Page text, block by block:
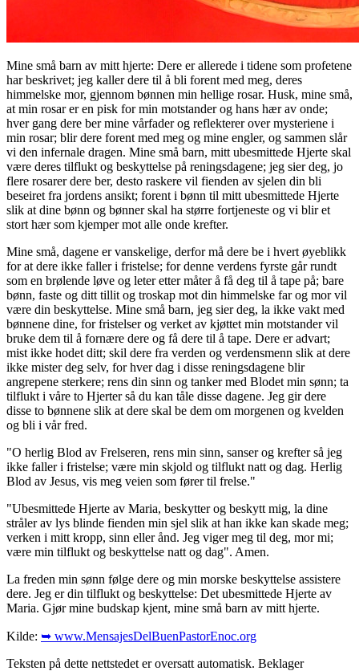
Mine små barn av mitt hjerte: Dere er allerede i tidene som profetene
har beskrivet; jeg kaller dere til å bli forent med meg, deres
himmelske mor, gjennom bønnen min hellige rosar. Husk, mine små,
at min rosar er en pisk for min motstander og hans hær av onde;
hver gang dere ber mine vårfader og reflekterer over mysteriene i
min rosar; blir dere forent med meg og mine engler, og sammen slår
vi den infernale dragen. Mine små barn, mitt ubesmittede Hjerte skal
være deres tilflukt og beskyttelse på reningsdagene; jeg sier deg, jo
flere rosarer dere ber, desto raskere vil fienden av sjelen din bli
beseiret fra jordens ansikt; forent i bønn til mitt ubesmittede Hjerte
slik at dine bønn og bønner skal ha større fortjeneste og vi blir et
stort hær som kjemper mot alle onde krefter.
Mine små, dagene er vanskelige, derfor må dere be i hvert øyeblikk
for at dere ikke faller i fristelse; for denne verdens fyrste går rundt
som en brølende løve og leter etter måter å få deg til å tape på; bare
bønn, faste og ditt tillit og troskap mot din himmelske far og mor vil
være din beskyttelse. Mine små barn, jeg sier deg, la ikke vakt med
bønnene dine, for fristelser og verket av kjøttet min motstander vil
bruke dem til å fornære dere og få dere til å tape. Dere er advart;
mist ikke hodet ditt; skil dere fra verden og verdensmenn slik at dere
ikke mister deg selv, for hver dag i disse reningsdagene blir
angrepene sterkere; rens din sinn og tanker med Blodet min sønn; ta
tilflukt i våre to Hjerter så du kan tåle disse dagene. Jeg gir dere
disse to bønnene slik at dere skal be dem om morgenen og kvelden
og bli i vår fred.
"O herlig Blod av Frelseren, rens min sinn, sanser og krefter så jeg
ikke faller i fristelse; være min skjold og tilflukt natt og dag. Herlig
Blod av Jesus, vis meg veien som fører til frelse."
"Ubesmittede Hjerte av Maria, beskytter og beskytt mig, la dine
stråler av lys blinde fienden min sjel slik at han ikke kan skade meg;
verken i mitt kropp, sinn eller ånd. Jeg viger meg til deg, mor mi;
være min tilflukt og beskyttelse natt og dag". Amen.
La freden min sønn følge dere og min morske beskyttelse assistere
dere. Jeg er din tilflukt og beskyttelse: Det ubesmittede Hjerte av
Maria. Gjør mine budskap kjent, mine små barn av mitt hjerte.
Kilde: ➥ www.MensajesDelBuenPastorEnoc.org
Teksten på dette nettstedet er oversatt automatisk. Beklager